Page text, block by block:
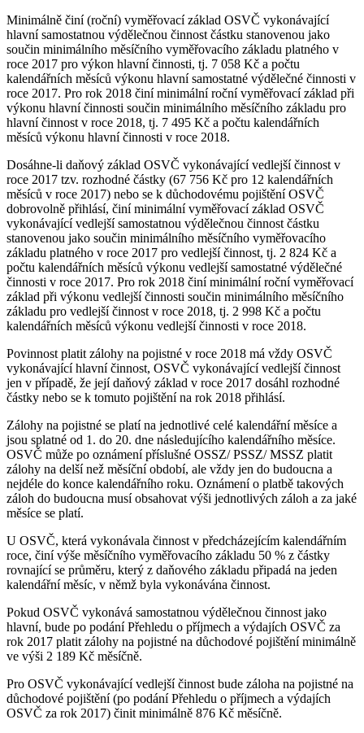
Minimálně činí (roční) vyměřovací základ OSVČ vykonávající
hlavní samostatnou výdělečnou činnost částku stanovenou jako
součin minimálního měsíčního vyměřovacího základu platného v
roce 2017 pro výkon hlavní činnosti, tj. 7 058 Kč a počtu
kalendářních měsíců výkonu hlavní samostatné výdělečné činnosti v
roce 2017. Pro rok 2018 činí minimální roční vyměřovací základ při
výkonu hlavní činnosti součin minimálního měsíčního základu pro
hlavní činnost v roce 2018, tj. 7 495 Kč a počtu kalendářních
měsíců výkonu hlavní činnosti v roce 2018.
Dosáhne-li daňový základ OSVČ vykonávající vedlejší činnost v
roce 2017 tzv. rozhodné částky (67 756 Kč pro 12 kalendářních
měsíců v roce 2017) nebo se k důchodovému pojištění OSVČ
dobrovolně přihlásí, činí minimální vyměřovací základ OSVČ
vykonávající vedlejší samostatnou výdělečnou činnost částku
stanovenou jako součin minimálního měsíčního vyměřovacího
základu platného v roce 2017 pro vedlejší činnost, tj. 2 824 Kč a
počtu kalendářních měsíců výkonu vedlejší samostatné výdělečné
činnosti v roce 2017. Pro rok 2018 činí minimální roční vyměřovací
základ při výkonu vedlejší činnosti součin minimálního měsíčního
základu pro vedlejší činnost v roce 2018, tj. 2 998 Kč a počtu
kalendářních měsíců výkonu vedlejší činnosti v roce 2018.
Povinnost platit zálohy na pojistné v roce 2018 má vždy OSVČ
vykonávající hlavní činnost, OSVČ vykonávající vedlejší činnost
jen v případě, že její daňový základ v roce 2017 dosáhl rozhodné
částky nebo se k tomuto pojištění na rok 2018 přihlásí.
Zálohy na pojistné se platí na jednotlivé celé kalendářní měsíce a
jsou splatné od 1. do 20. dne následujícího kalendářního měsíce.
OSVČ může po oznámení příslušné OSSZ/ PSSZ/ MSSZ platit
zálohy na delší než měsíční období, ale vždy jen do budoucna a
nejdéle do konce kalendářního roku. Oznámení o platbě takových
záloh do budoucna musí obsahovat výši jednotlivých záloh a za jaké
měsíce se platí.
U OSVČ, která vykonávala činnost v předcházejícím kalendářním
roce, činí výše měsíčního vyměřovacího základu 50 % z částky
rovnající se průměru, který z daňového základu připadá na jeden
kalendářní měsíc, v němž byla vykonávána činnost.
Pokud OSVČ vykonává samostatnou výdělečnou činnost jako
hlavní, bude po podání Přehledu o příjmech a výdajích OSVČ za
rok 2017 platit zálohy na pojistné na důchodové pojištění minimálně
ve výši 2 189 Kč měsíčně.
Pro OSVČ vykonávající vedlejší činnost bude záloha na pojistné na
důchodové pojištění (po podání Přehledu o příjmech a výdajích
OSVČ za rok 2017) činit minimálně 876 Kč měsíčně.